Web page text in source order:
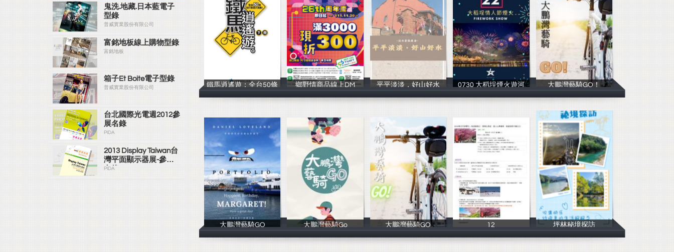
鐵馬逍遙遊：全台50條
行政院體育委員
鄉野情商品線上DM
鄉野情
平平淡淡，好山好水
廣廣香
0730 大稻埕煙火遊河
ALTOPIA
大鵬灣藝騎GO！
安安
大鵬灣藝騎GO
番茄
大鵬灣藝騎Go
嬿合
大鵬灣藝騎GO
YoYo.CC
12
WEGO
坪林秘境探訪
林芮潁
鬼洗.地藏.日本藍電子
型錄
普威實業股份有限公司
富銘地板線上購物型錄
富銘地板
箱子Et Boite電子型錄
普威實業股份有限公司
台北國際光電週2012參
展名錄
PIDA
2013 Display Taiwan台
灣平面顯示器展-參展
名錄
PIDA